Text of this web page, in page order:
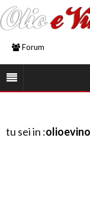
Forum
tu sei in :